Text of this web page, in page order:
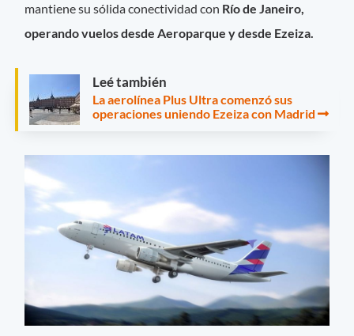
mantiene su sólida conectividad con Río de Janeiro,
operando vuelos desde Aeroparque y desde Ezeiza.
Leé también
La aerolínea Plus Ultra comenzó sus
operaciones uniendo Ezeiza con Madrid